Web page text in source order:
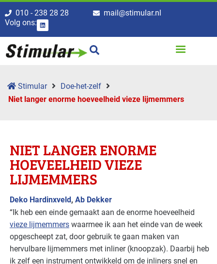
010 - 238 28 28
mail@stimular.nl
Volg ons:
Stimular
Doe-het-zelf
Niet langer enorme hoeveelheid vieze lijmemmers
NIET LANGER ENORME
HOEVEELHEID VIEZE
LIJMEMMERS
Deko Hardinxveld, Ab Dekker
“Ik heb een einde gemaakt aan de enorme hoeveelheid
vieze lijmemmers waarmee ik aan het einde van de week
opgescheept zat, door gebruik te gaan maken van
hervulbare lijmemmers met inliner (knoopzak). Daarbij heb
ik zelf een instrument ontwikkeld om de inliners snel en